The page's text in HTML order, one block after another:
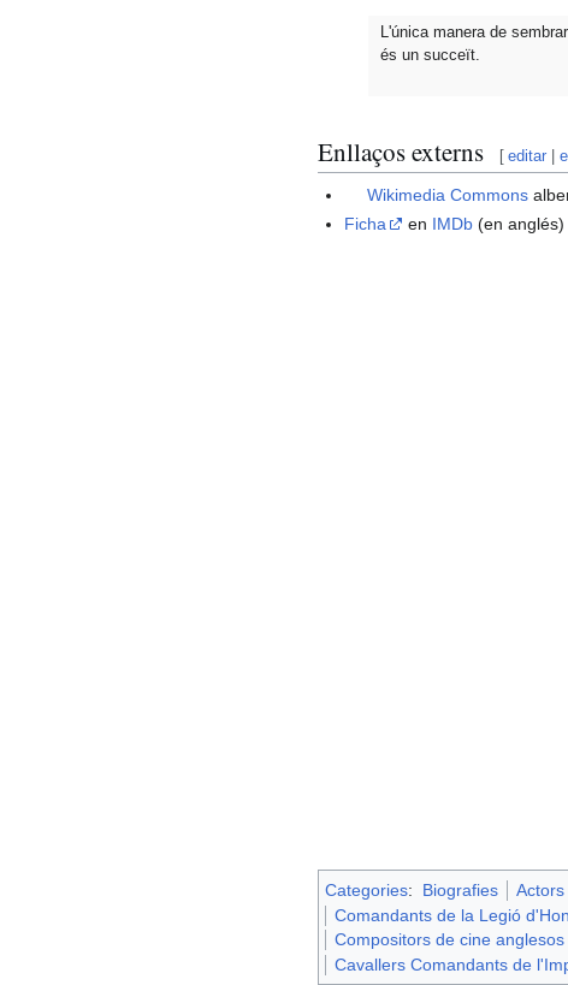
L'única manera de
és un succeït.
Enllaços externs [ editar |
Wikimedia Commons
Ficha
en IMDb (en anglés)
Categories: Biografies Actors
Comandants de la Legió
Compositors de cine anglesos
Cavallers Comandants de